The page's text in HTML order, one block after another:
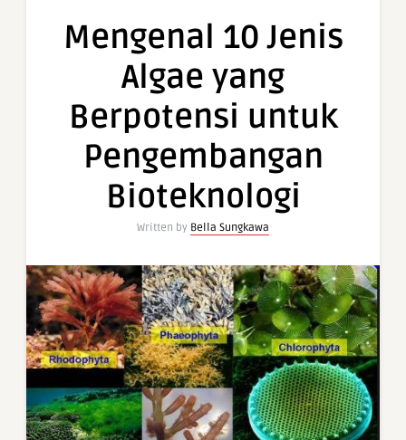
Mengenal 10 Jenis
Algae yang
Berpotensi untuk
Pengembangan
Bioteknologi
Written by Bella Sungkawa